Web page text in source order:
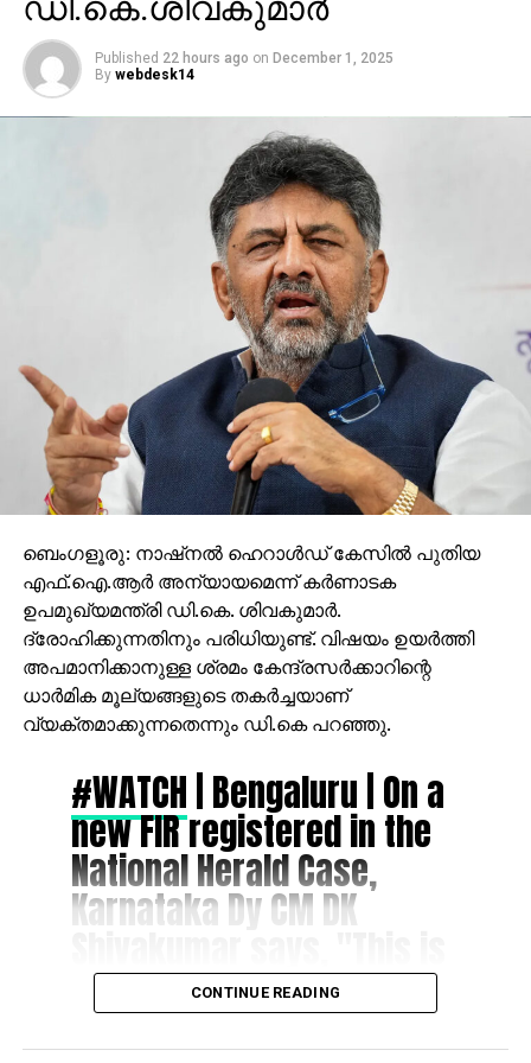
ഡി.കെ.ശിവകുമാര്‍
Published 22 hours ago on December 1, 2025
By webdesk14
ബെംഗളൂരു: നാഷ്നൽ ഹെറാൾഡ് കേസിൽ പുതിയ
എഫ്.ഐ.​ആർ അന്യായമെന്ന് കർണാടക
ഉപമുഖ്യമന്ത്രി ഡി.കെ. ശിവകുമാർ.
ദ്രോഹിക്കുന്നതിനും പരിധിയുണ്ട്. വിഷയം ഉയർത്തി
അപമാനിക്കാനുള്ള ശ്രമം കേന്ദ്രസർക്കാറിന്റെ
ധാർമിക മൂല്യങ്ങളുടെ തകർച്ചയാണ്
വ്യക്തമാക്കുന്നതെന്നും ഡി.കെ പറഞ്ഞു.
#WATCH | Bengaluru | On a
new FIR registered in the
National Herald Case,
Karnataka Dy CM DK
unfair. There is a limit to
harassment. There was no
CONTINUE READING